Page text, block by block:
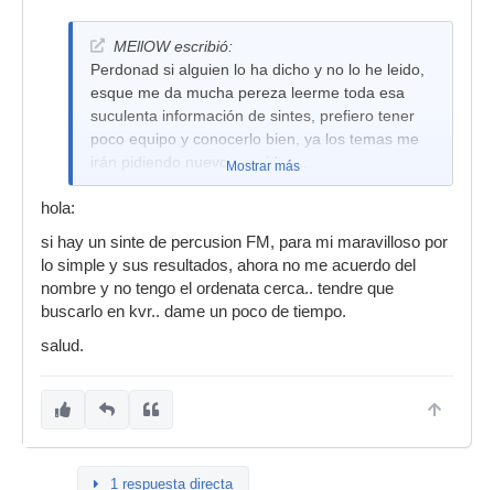
MEllOW escribió:
Perdonad si alguien lo ha dicho y no lo he leido,
esque me da mucha pereza leerme toda esa
suculenta información de sintes, prefiero tener
poco equipo y conocerlo bien, ya los temas me
irán pidiendo nuevos sonidos...
Odo está en fase beta aun.... conoceis alguno
wapo ?¿ (me interesa que unas pistas puedan
modular a otras si fuera posible)
Mostrar más
hola:
si hay un sinte de percusion FM, para mi maravilloso por
lo simple y sus resultados, ahora no me acuerdo del
nombre y no tengo el ordenata cerca.. tendre que
buscarlo en kvr.. dame un poco de tiempo.
salud.
1 respuesta directa